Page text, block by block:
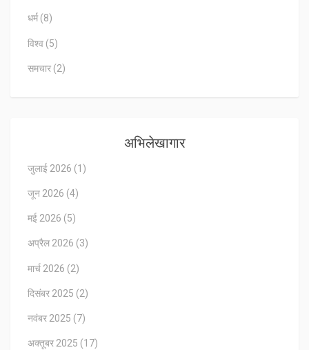
धर्म (8)
विश्व (5)
समचार (2)
अभिलेखागार
जुलाई 2026 (1)
जून 2026 (4)
मई 2026 (5)
अप्रैल 2026 (3)
मार्च 2026 (2)
दिसंबर 2025 (2)
नवंबर 2025 (7)
अक्तूबर 2025 (17)